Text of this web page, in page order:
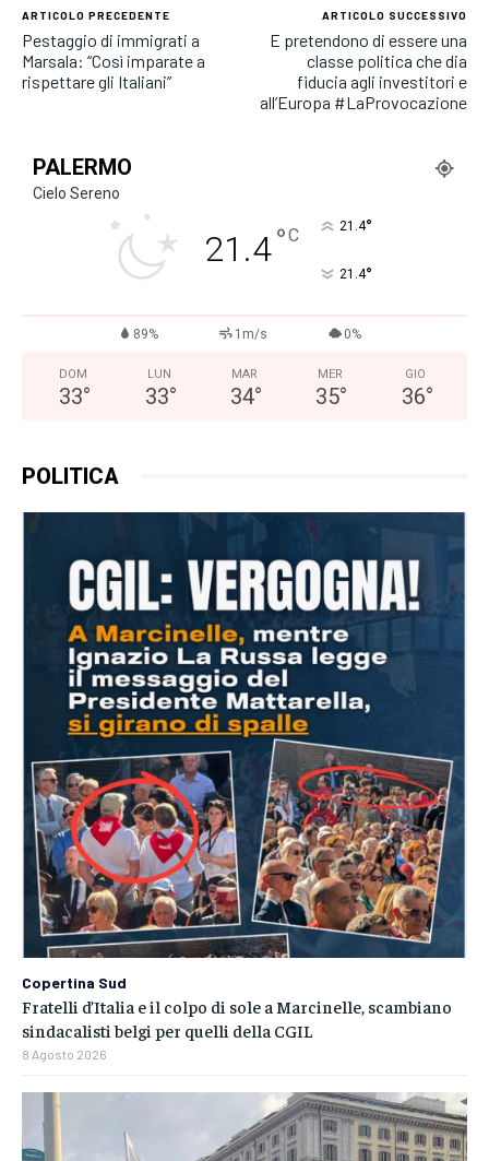
ARTICOLO PRECEDENTE
Pestaggio di immigrati a
Marsala: “Così imparate a
rispettare gli Italiani”
ARTICOLO SUCCESSIVO
E pretendono di essere una
classe politica che dia
fiducia agli investitori e
all’Europa #LaProvocazione
PALERMO
Cielo Sereno
21.4°C 21.4°
21.4°
89% 1m/s 0%
DOM
33°
LUN
33°
MAR
34°
MER
35°
GIO
36°
POLITICA
Copertina Sud
Fratelli d’Italia e il colpo di sole a Marcinelle, scambiano
sindacalisti belgi per quelli della CGIL
8 Agosto 2026